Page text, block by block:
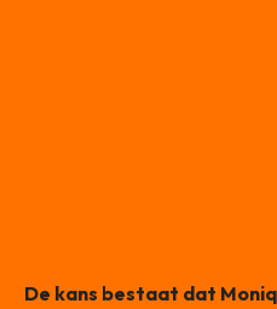
De kans bestaat dat